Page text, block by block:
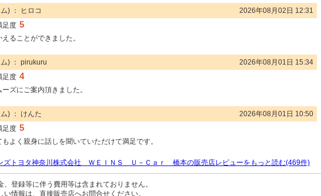
) ： ヒロコ
2026年08月02日 12:31
足度 5
ることができました。
) ： pirukuru
2026年08月01日 15:34
足度 4
ズにご案内頂きました。
) ： けんた
2026年08月01日 10:50
足度 5
よく親身に話しを聞いていただけて満足です。
ズトヨタ神奈川株式会社 ＷＥＩＮＳ Ｕ－Ｃａｒ 橋本の販売店レビューをもっと読む(469件)
登録等に伴う費用等は含まれておりません。
情報は、直接販売店へお問合せください。